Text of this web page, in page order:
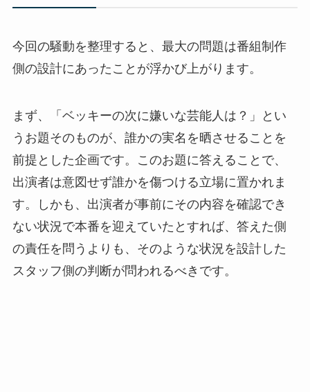
今回の騒動を整理すると、最大の問題は番組制作
側の設計にあったことが浮かび上がります。
まず、「ベッキーの次に嫌いな芸能人は？」とい
うお題そのものが、誰かの実名を晒させることを
前提とした企画です。このお題に答えることで、
出演者は意図せず誰かを傷つける立場に置かれま
す。しかも、出演者が事前にその内容を確認でき
ない状況で本番を迎えていたとすれば、答えた側
の責任を問うよりも、そのような状況を設計した
スタッフ側の判断が問われるべきです。